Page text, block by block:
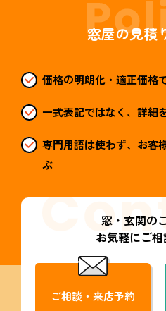
窓屋の見積
価格の明朗化・適正価格
一式表記ではなく、詳細
専門用語は使わず、お客
ぶ
窓・玄関の
お気軽にご
ご相談・来店予約